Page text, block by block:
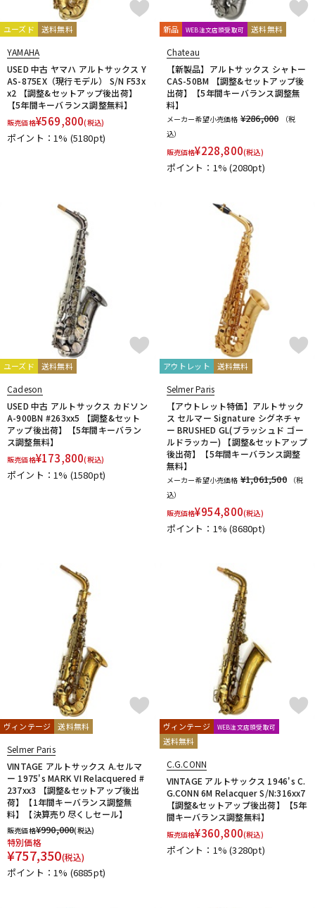
ユーズド 送料無料
YAMAHA
USED 中古 ヤマハ アルトサックス Y
AS-875EX（現行モデル） S/N F53x
x2 【調整&セットアップ後出荷】
【5年間キーバランス調整無料】
販売価格¥569,800(税込)
ポイント：1% (5180pt)
新品 WEB注文店頭受取可 送料無料
Chateau
【新製品】アルトサックス シャトー
CAS-50BM 【調整&セットアップ後
出荷】【5年間キーバランス調整無
料】
メーカー希望小売価格 ¥286,000
（税
込）
販売価格¥228,800(税込)
ポイント：1%(2080pt)
ユーズド 送料無料
Cadeson
USED 中古 アルトサックス カドソン
A-900BN #263xx5 【調整&セット
アップ後出荷】【5年間キーバラン
ス調整無料】
販売価格¥173,800(税込)
ポイント：1% (1580pt)
アウトレット 送料無料
Selmer Paris
【アウトレット特価】アルトサック
ス セルマー Signature シグネチャ
ー BRUSHED GL(ブラッシュド ゴー
ルドラッカー) 【調整&セットアップ
後出荷】【5年間キーバランス調整
無料】
メーカー希望小売価格 ¥1,061,500
（税
込）
販売価格¥954,800(税込)
ポイント：1%(8680pt)
ヴィンテージ 送料無料
Selmer Paris
VINTAGE アルトサックス A.セルマ
ー 1975's MARK VI Relacquered #
237xx3 【調整&セットアップ後出
荷】【1年間キーバランス調整無
料】【決算売り尽くしセール】
販売価格¥990,000(税込)
特別価格
¥757,350(税込)
ポイント：1% (6885pt)
ヴィンテージ WEB注文店頭受取可
送料無料
C.G.CONN
VINTAGE アルトサックス 1946's C.
G.CONN 6M Relacquer S/N:316xx7
【調整&セットアップ後出荷】【5年
間キーバランス調整無料】
販売価格¥360,800(税込)
ポイント：1%(3280pt)